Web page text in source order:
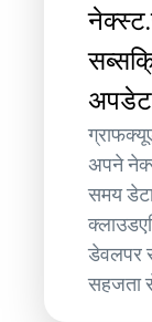
अपडेट
अपने
समय
डेवलपर
सहजता